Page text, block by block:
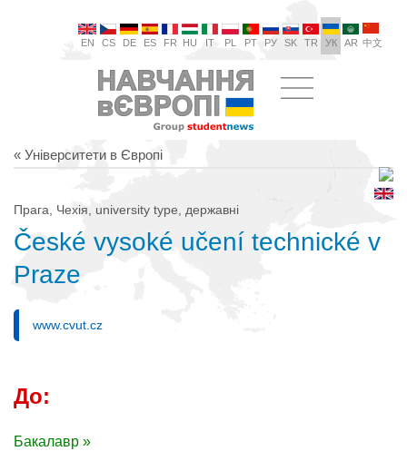
EN CS DE ES FR HU IT PL PT РУ SK TR УК AR 中文
« Університети в Європі
Прага, Чехія, university type, державні
České vysoké učení technické v
Praze
www.cvut.cz
До:
Бакалавр »